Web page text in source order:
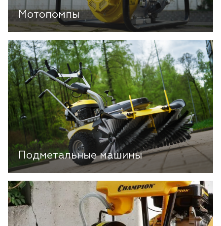
Мотопомпы
Подметальные машины